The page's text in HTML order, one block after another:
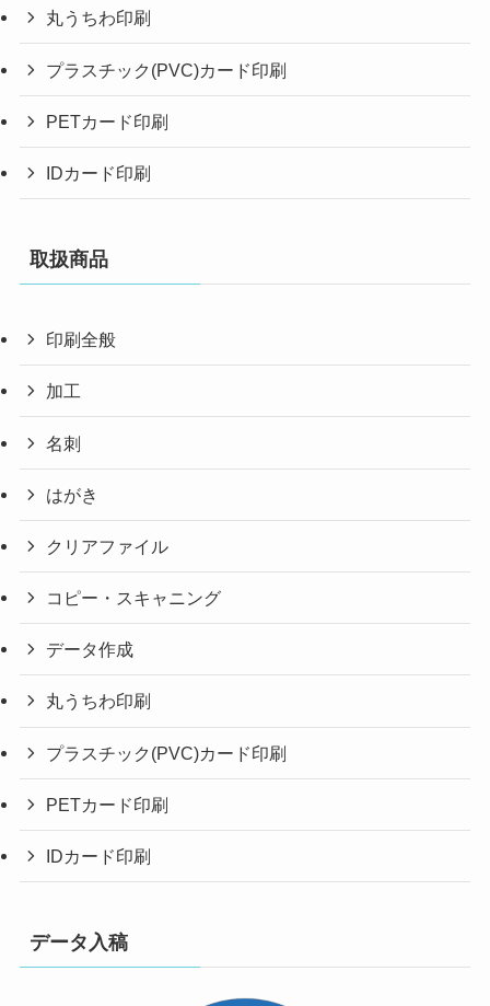
丸うちわ印刷
プラスチック(PVC)カード印刷
PETカード印刷
IDカード印刷
取扱商品
印刷全般
加工
名刺
はがき
クリアファイル
コピー・スキャニング
データ作成
丸うちわ印刷
プラスチック(PVC)カード印刷
PETカード印刷
IDカード印刷
データ入稿